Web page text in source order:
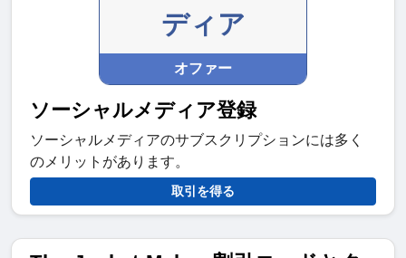
ディア
オファー
ソーシャルメディア登録
ソーシャルメディアのサブスクリプションには多く
のメリットがあります。
取引を得る